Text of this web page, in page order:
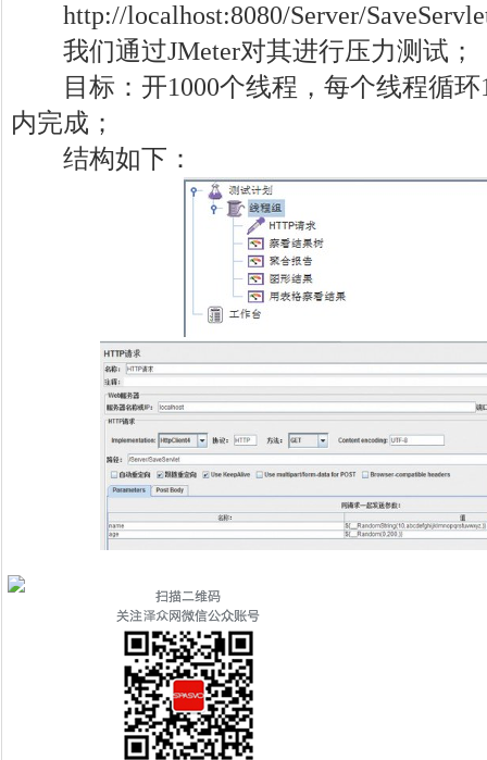
http://localhost:8080/Server/
我们通过JMeter对其进行压力测试；
目标：开1000个线程，每个线程循环
内完成；
结构如下：